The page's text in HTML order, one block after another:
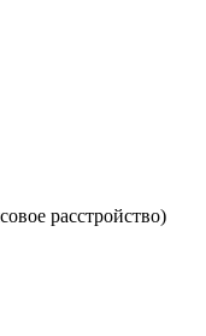
расстройство)